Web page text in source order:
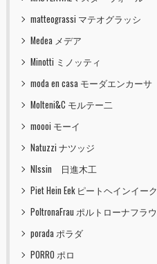
matteograssi マテオグラッシ
Medea メデア
Minotti ミノッティ
moda en casa モーダエンカーサ
Molteni&C モルテー二
moooi モーイ
Natuzzi ナツッジ
NIssin 日進木工
Piet Hein Eek ピートヘインイーク
PoltronaFrau ポルトローナフラウ
porada ポラダ
PORRO ポロ